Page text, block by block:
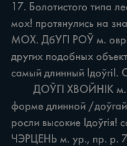
17. Болотистого типа
мох! протянулись на
МОХ. ДбУГІ РОЎ м. овр.
других подобных
самый длинный
форме длинной /
росли высокие
ЧЭРЦЕНЬ м. ур., пр. р.